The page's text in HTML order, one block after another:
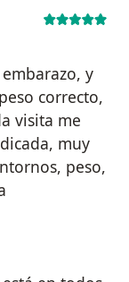
y
correcto,
visita me
muy
peso,